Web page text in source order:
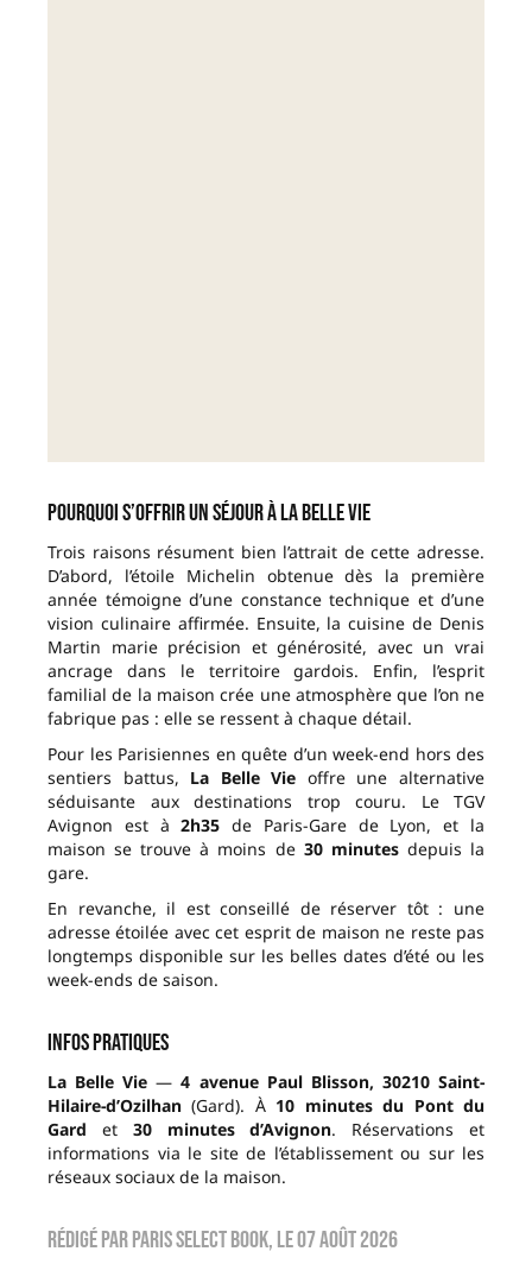
Pourquoi s’offrir un séjour à La Belle Vie
Trois raisons résument bien l’attrait de cette adresse.
D’abord, l’étoile Michelin obtenue dès la première
année témoigne d’une constance technique et d’une
vision culinaire affirmée. Ensuite, la cuisine de Denis
Martin marie précision et générosité, avec un vrai
ancrage dans le territoire gardois. Enfin, l’esprit
familial de la maison crée une atmosphère que l’on ne
fabrique pas : elle se ressent à chaque détail.
Pour les Parisiennes en quête d’un week-end hors des
sentiers battus, La Belle Vie offre une alternative
séduisante aux destinations trop couru. Le TGV
Avignon est à2h35 de Paris-Gare de Lyon, et la
maison se trouve à moins de 30 minutesdepuis la
gare.
En revanche, il est conseillé de réserver tôt : une
adresse étoilée avec cet esprit de maison ne reste pas
longtemps disponible sur les belles dates d’été ou les
week-ends de saison.
Infos pratiques
La Belle Vie —4 avenue Paul Blisson, 30210 Saint-
Hilaire-d’Ozilhan (Gard). À 10 minutes du Pont du
Gard et 30 minutes d’Avignon. Réservations et
informations via le site de l’établissement ou sur les
réseaux sociaux de la maison.
Rédigé parParis Select Book, le07 août 2026